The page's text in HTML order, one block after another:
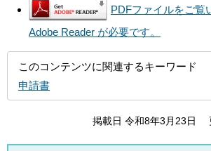
PDFファイルをご覧
Adobe Reader が必要です。
このコンテンツに関連するキーワード
申請書
掲載日 令和8年3月23日